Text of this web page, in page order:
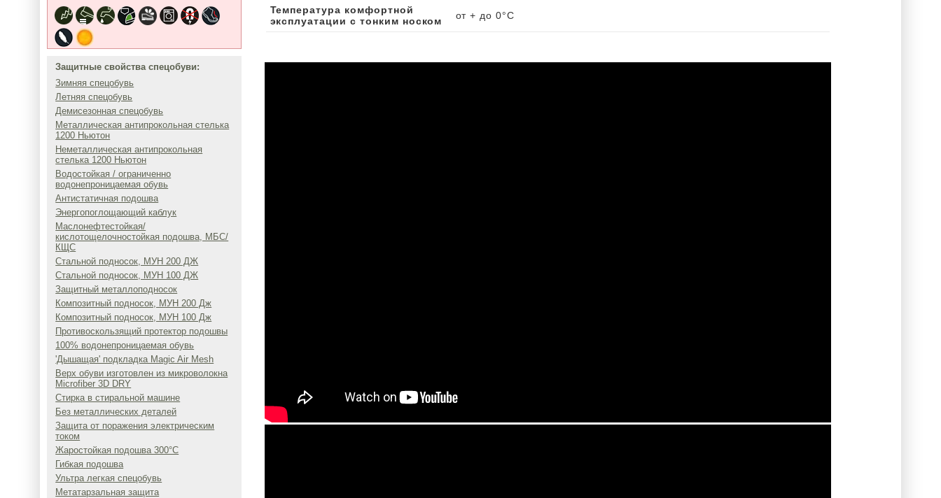
Защитные свойства спецобуви:
Зимняя спецобувь
Летняя спецобувь
Демисезонная спецобувь
Металлическая антипрокольная стелька
1200 Ньютон
Неметаллическая антипрокольная
стелька 1200 Ньютон
Водостойкая / ограниченно
водонепроницаемая обувь
Антистатичная подошва
Энергопоглощающий каблук
Маслонефтестойкая/
кислотощелочностойкая подошва, МБС/
КЩС
Стальной подносок, МУН 200 ДЖ
Стальной подносок, МУН 100 ДЖ
Защитный металлоподносок
Композитный подносок, МУН 200 Дж
Композитный подносок, МУН 100 Дж
Противоскользящий протектор подошвы
100% водонепроницаемая обувь
'Дышащая' подкладка Magic Air Mesh
Верх обуви изготовлен из микроволокна
Microfiber 3D DRY
Стирка в стиральной машине
Без металлических деталей
Защита от поражения электрическим
током
Жаростойкая подошва 300°C
Гибкая подошва
Ультра легкая спецобувь
Метатарзальная защита
Температура комфортной
эксплуатации с тонким носком
от + до 0°C